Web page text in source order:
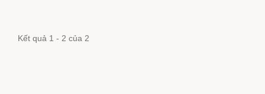
Kết quả 1 - 2 của 2